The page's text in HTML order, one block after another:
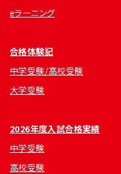
eラーニング
合格体験記
中学受験/高校受験
大学受験
2026年度入試合格実績
中学受験
高校受験